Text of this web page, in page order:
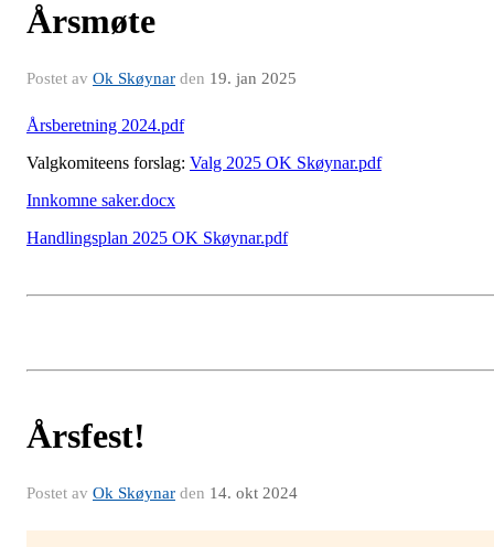
Årsmøte
Postet av Ok Skøynar den 19. jan 2025
Årsberetning 2024.pdf
Valgkomiteens forslag: Valg 2025 OK Skøynar.pdf
Innkomne saker.docx
Handlingsplan 2025 OK Skøynar.pdf
Årsfest!
Postet av Ok Skøynar den 14. okt 2024